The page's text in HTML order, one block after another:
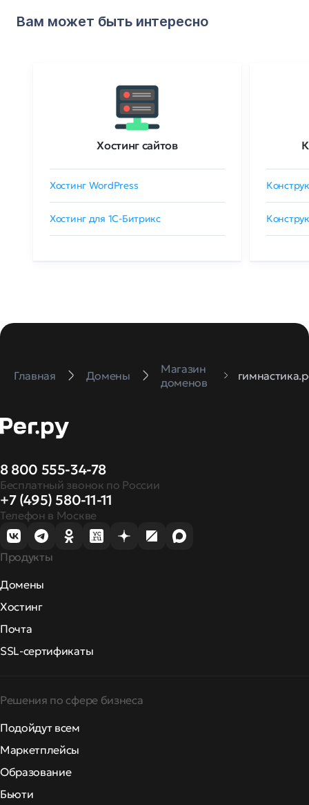
Вам может быть интересно
Хостинг сайтов
Хостинг WordPress
Хостинг для 1C-Битрикс
Главная Домены
Магазин
доменов
8 800 555-34-78
Бесплатный звонок по России
+7 (495) 580-11-11
Телефон в Москве
Продукты
Домены
Хостинг
Почта
SSL-сертификаты
Решения по сфере бизнеса
Подойдут всем
Маркетплейсы
Образование
Бьюти